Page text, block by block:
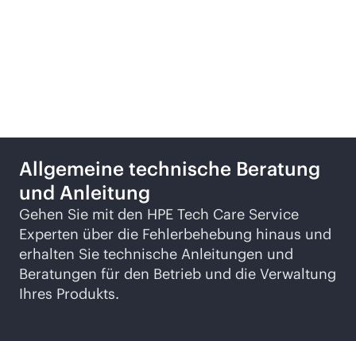
Allgemeine technische Beratung
und Anleitung
Gehen Sie mit den HPE Tech Care Service
Experten über die Fehlerbehebung hinaus und
erhalten Sie technische Anleitungen und
Beratungen für den Betrieb und die Verwaltung
Ihres Produkts.